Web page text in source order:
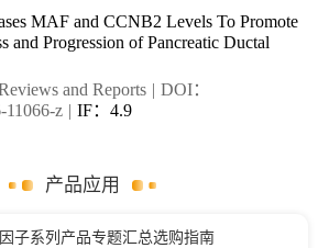
MAF and CCNB2 Levels To Promote
and Progression of Pancreatic Ductal
and Reports | DOI：
11066-z | IF：4.9
产品应用
子系列产品专题汇总选购指南